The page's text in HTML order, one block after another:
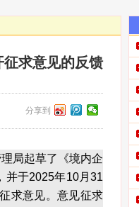
求意见的反馈
分享到
局起草了《境内企
并于2025年10月31
求意见。意见征求